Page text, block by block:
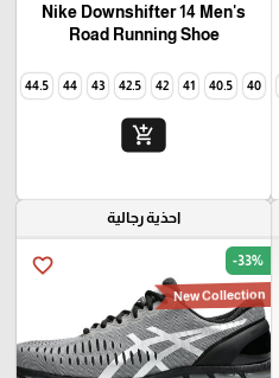
45
Nike Downshifter 14 Men's
Road Running Shoe
40
40.5
41
42
42.5
43
44
44.5
add_shopping_cart
احذية رجالية
favorite_border -33%
New Collection